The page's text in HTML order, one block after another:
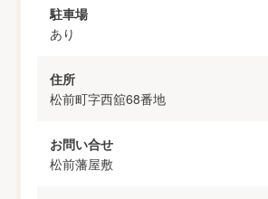
駐車場
あり
住所
松前町字西舘68番地
お問い合せ
松前藩屋敷